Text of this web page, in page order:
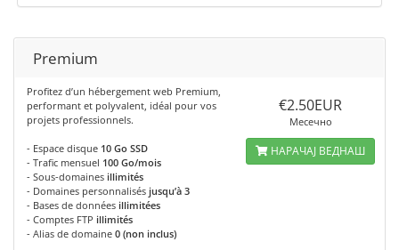
Premium
Profitez d’un hébergement web Premium,
performant et polyvalent, idéal pour vos
projets professionnels.
- Espace disque 10 Go SSD
- Trafic mensuel 100 Go/mois
- Sous-domaines illimités
- Domaines personnalisés jusqu’à 3
- Bases de données illimitées
- Comptes FTP illimités
- Alias de domaine 0 (non inclus)
€2.50EUR
Месечно
НАРАЧАЈ ВЕДНАШ